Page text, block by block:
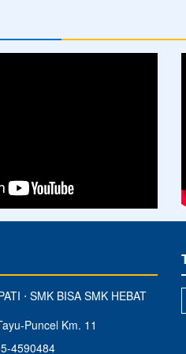
⋅ SMK BISA SMK HEBAT
Puncel Km. 11
4590484